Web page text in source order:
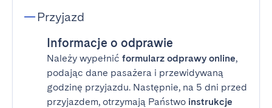
Przyjazd
Informacje o odprawie
Należy wypełnić formularz odprawy online,
podając dane pasażera i przewidywaną
godzinę przyjazdu. Następnie, na 5 dni przed
przyjazdem, otrzymają Państwo instrukcje